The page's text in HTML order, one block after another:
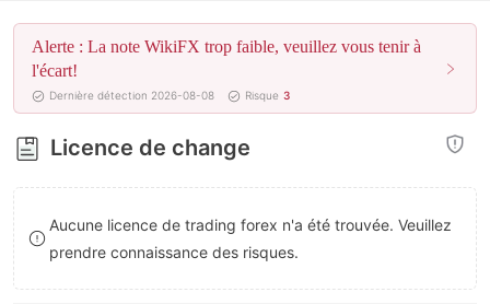
5
6
7
8
9
4
5
6
7
8
9
Alerte : La note WikiFX trop faible, veuillez vous tenir à
l'écart!
Dernière détection 2026-08-08 Risque 3
Licence de change
Aucune licence de trading forex n'a été trouvée. Veuillez
prendre connaissance des risques.